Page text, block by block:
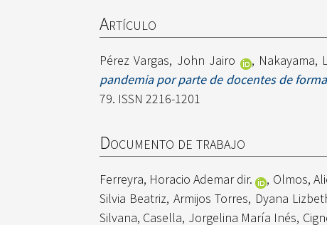
Artículo
Pérez Vargas, John Jairo , Nakayama,
pandemia por parte de docentes de
79. ISSN 2216-1201
Documento de trabajo
Ferreyra, Horacio Ademar dir. , Olmos,
Silvia Beatriz, Armijos Torres, Dyana
Silvana, Casella, Jorgelina María Inés,